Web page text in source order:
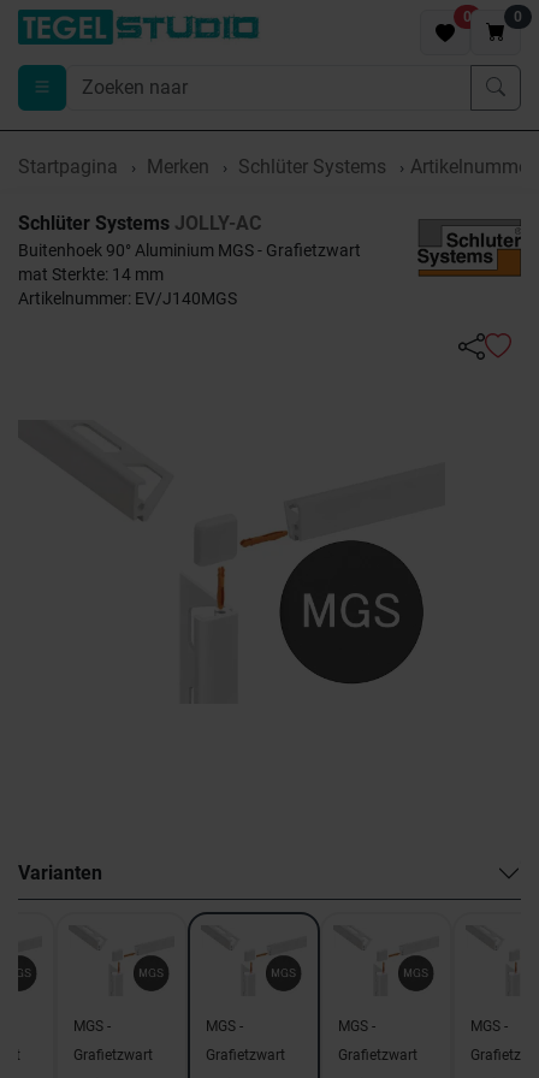
0 0
Startpagina Merken Schlüter Systems
Schlüter Systems JOLLY-AC
Buitenhoek 90° Aluminium MGS - Grafietzwart
mat Sterkte: 14 mm
Artikelnummer: EV/J140MGS
Varianten
MGS -
Grafietzwart
MGS -
Grafietzwart
MGS -
Grafietzwart
MGS -